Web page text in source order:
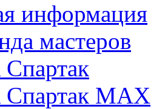
информация
мастеров
МАХ